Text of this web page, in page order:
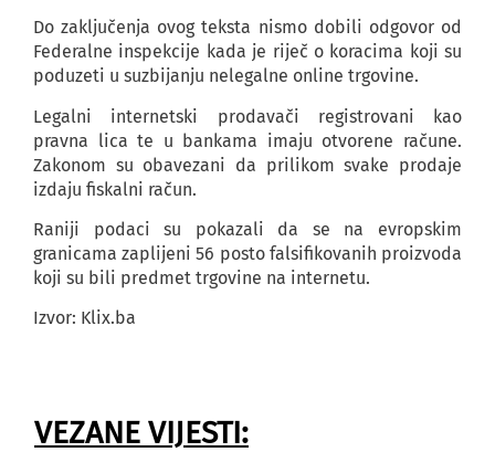
Do zaključenja ovog teksta nismo dobili odgovor od
Federalne inspekcije kada je riječ o koracima koji su
poduzeti u suzbijanju nelegalne online trgovine.
Legalni internetski prodavači registrovani kao
pravna lica te u bankama imaju otvorene račune.
Zakonom su obavezani da prilikom svake prodaje
izdaju fiskalni račun.
Raniji podaci su pokazali da se na evropskim
granicama zaplijeni 56 posto falsifikovanih proizvoda
koji su bili predmet trgovine na internetu.
Izvor: Klix.ba
VEZANE VIJESTI: